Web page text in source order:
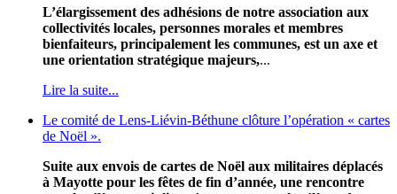
L’élargissement des adhésions de notre association aux
collectivités locales, personnes morales et membres
bienfaiteurs, principalement les communes, est un axe et
une orientation stratégique majeurs,...
Lire la suite...
Le comité de Lens-Liévin-Béthune clôture l’opération « cartes
de Noël ».
Suite aux envois de cartes de Noël aux militaires déplacés
à Mayotte pour les fêtes de fin d’année, une rencontre